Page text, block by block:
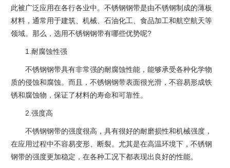
此被广泛应用在各行各业中。不锈钢钢带是由不锈钢制成的薄板
材料，通常用于建筑、机械、石油化工、食品加工和航空航天等
领域。那么，选用不锈钢钢带有哪些优势呢?
1.耐腐蚀性强
不锈钢钢带具有非常强的耐腐蚀性能，能够承受各种化学物
质的侵蚀和腐蚀。而且，不锈钢钢带表面很光滑，不容易形成铁
锈和腐蚀物，保证了材料的寿命和可靠性。
2.强度高
不锈钢钢带的强度很高，具有很好的耐磨损性和机械强度，
在应用过程中不容易变形、断裂。尤其是在高温环境下，不锈钢
钢带的强度更加稳定，在各种工况下都表现出良好的性能。